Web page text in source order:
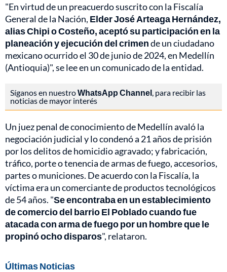
"En virtud de un preacuerdo suscrito con la Fiscalía
General de la Nación, Elder José Arteaga Hernández,
alias Chipi o Costeño, aceptó su participación en la
planeación y ejecución del crimende un ciudadano
mexicano ocurrido el 30 de junio de 2024, en Medellín
(Antioquia)", se lee en un comunicado de la entidad.
Síganos en nuestroWhatsApp Channel , para recibir las
noticias de mayor interés
Un juez penal de conocimiento de Medellín avaló la
negociación judicial y lo condenó a 21 años de prisión
por los delitos de homicidio agravado; y fabricación,
tráfico, porte o tenencia de armas de fuego, accesorios,
partes o municiones. De acuerdo con la Fiscalía, la
víctima era un comerciante de productos tecnológicos
de 54 años. "Se encontraba en un establecimiento
de comercio del barrio El Poblado cuando fue
atacada con arma de fuego por un hombre que le
propinó ocho disparos", relataron.
Últimas Noticias